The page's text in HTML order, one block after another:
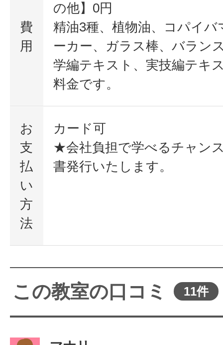
費
用
の他】0円
精油3種、植物油、コパイ
ーカー、ガラス棒、バラン
学編テキスト、実技編テキ
料金です。
お
支
払
い
方
法
カード可
★会社負担で学べるチャン
書発行いたします。
この教室の口コミ 11件